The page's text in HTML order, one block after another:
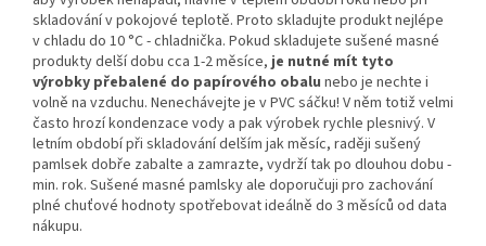
skladování v pokojové teplotě. Proto skladujte produkt nejlépe
v chladu do 10 °C - chladnička. Pokud skladujete sušené masné
produkty delší dobu cca 1-2 měsíce,je nutné mít tyto
výrobky přebalené do papírového obalu nebo je nechte i
volně na vzduchu. Nenechávejte je v PVC sáčku! V něm totiž velmi
často hrozí kondenzace vody a pak výrobek rychle plesnivý. V
letním období při skladování delším jak měsíc, raději sušený
pamlsek dobře zabalte a zamrazte, vydrží tak po dlouhou dobu -
min. rok. Sušené masné pamlsky ale doporučuji pro zachování
plné chuťové hodnoty spotřebovat ideálně do 3 měsíců od data
nákupu.